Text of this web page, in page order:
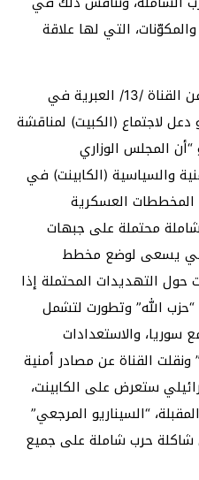
التي لها علاقة
و في الجانب الإسرائيلي ونقلاً عن القناة /13/ العبرية في
لاجتماع (الكبيت) لمناقشة
المجلس الوزاري
والسياسية (الكابينت) في
العسكرية
شاملة محتملة على جبهات
يسعى لوضع مخطط
التهديدات المحتملة إذا
الله” وتطورت لتشمل
سوريا، والاستعدادات
ونقلت القناة عن مصادر أمنية
ستعرض على الكابينت،
“السيناريو المرجعي”
حرب شاملة على جميع